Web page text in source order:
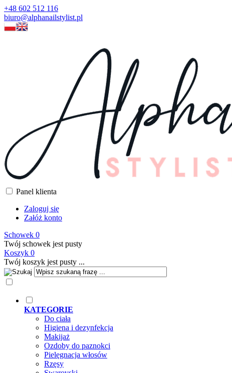
+48 602 512 116
biuro@alphanailstylist.pl
Panel klienta
Zaloguj się
Załóż konto
Schowek 0
Twój schowek jest pusty
Koszyk 0
Twój koszyk jest pusty ...
KATEGORIE
Do ciała
Higiena i dezynfekcja
Makijaż
Ozdoby do paznokci
Pielęgnacja włosów
Rzęsy